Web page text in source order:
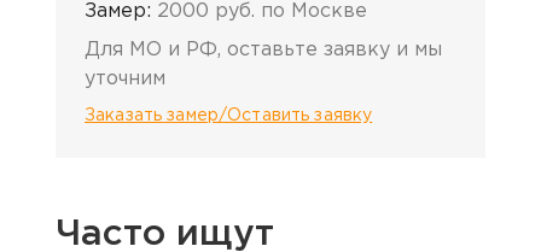
Замер: 2000 руб. по Москве
Для МО и РФ, оставьте заявку и мы
уточним
Заказать замер/Оставить заявку
Часто ищут